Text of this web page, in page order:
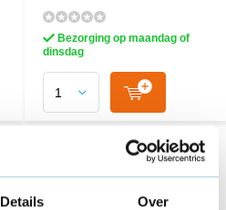
Details Over
Bezorging op maandag of
dinsdag